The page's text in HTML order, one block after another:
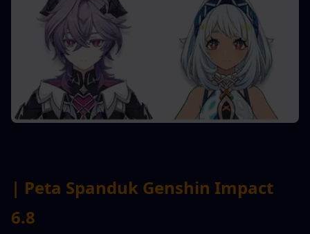
| Peta Spanduk Genshin Impact
6.8